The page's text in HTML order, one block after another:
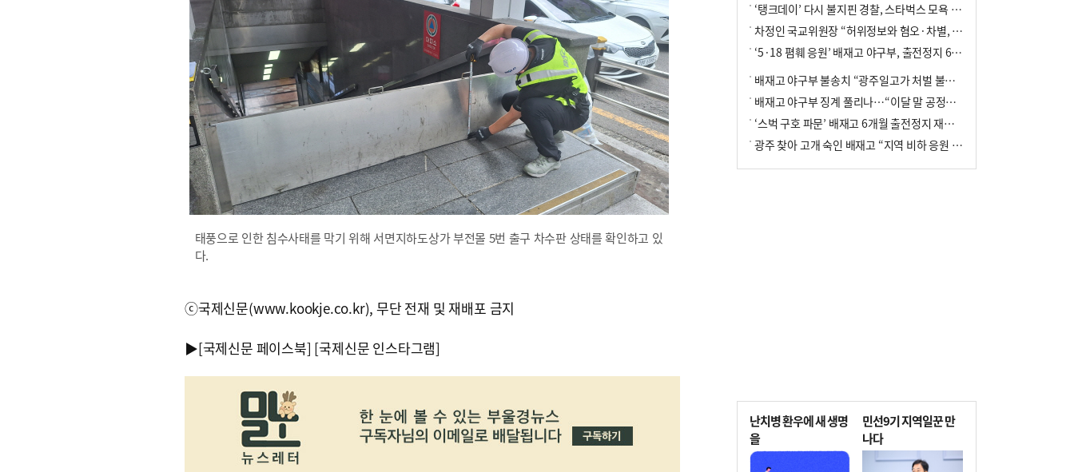
태풍으로 인한 침수사태를 막기 위해 서면지하도상가 부전몰 5번 출구 차수판 상태를 확인하고 있
다.
ⓒ국제신문(www.kookje.co.kr), 무단 전재 및 재배포 금지
▶[국제신문 페이스북] [국제신문 인스타그램]
‘탱크데이’ 다시 불지핀 경찰, 스타벅스 모욕 혐의 압수수색
차정인 국교위원장 “허위정보와 혐오·차별, 학교 교실까지 유입"
‘5·18 폄훼 응원’ 배재고 야구부, 출전정지 6개월→1개월 감경
배재고 야구부 불송치 “광주일고가 처벌 불원 의사 표해”
배재고 야구부 징계 풀리나…“이달 말 공정위서 재심의”
‘스벅 구호 파문’ 배재고 6개월 출전정지 재심 신청키로
광주 찾아 고개 숙인 배재고 “지역 비하 응원 잘못”(종합)
난치병 환우에 새 생명
을
민선9기 지역일꾼 만
나다